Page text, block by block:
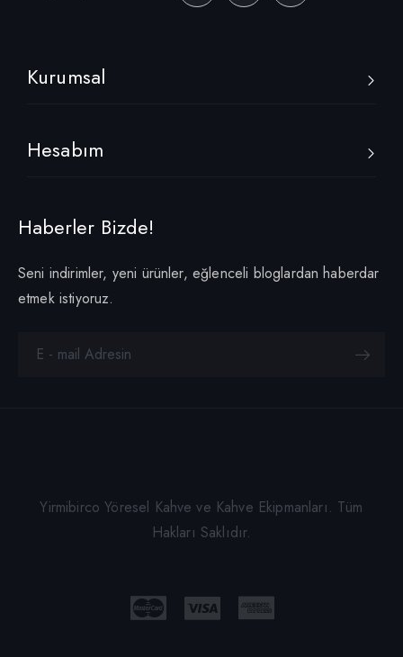
Kurumsal
Hesabım
Haberler Bizde!
Seni indirimler, yeni ürünler, eğlenceli bloglardan haberdar
etmek istiyoruz.
Yirmibirco Yöresel Kahve ve Kahve Ekipmanları. Tüm
Hakları Saklıdır.